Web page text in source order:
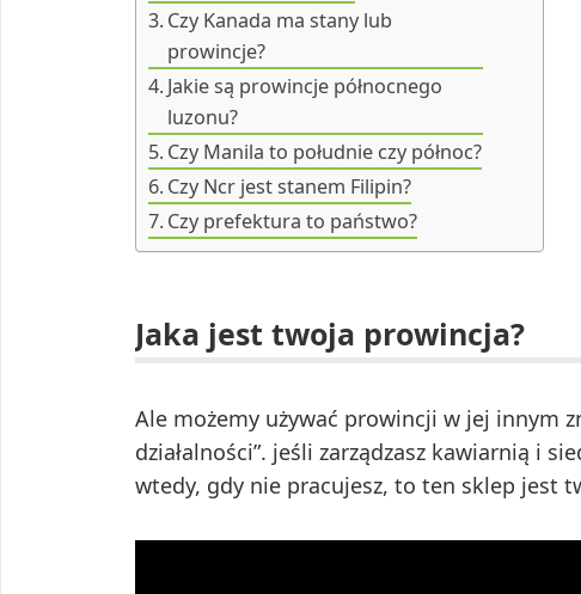
Czy Kanada ma stany lub
prowincje?
Jakie są prowincje północnego
luzonu?
Czy Manila to południe czy północ?
Czy Ncr jest stanem Filipin?
Czy prefektura to państwo?
Jaka jest twoja prowincja?
Ale możemy używać prowincji w jej innym
działalności”. jeśli zarządzasz kawiarnią i
wtedy, gdy nie pracujesz, to ten sklep jest